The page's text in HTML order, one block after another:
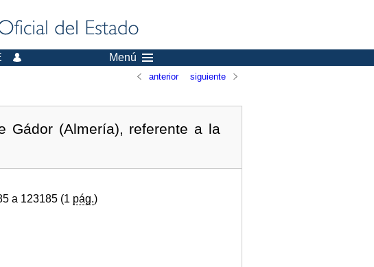
Menú
anterior siguiente
Gádor (Almería), referente a la
a 123185 (1 pág.)